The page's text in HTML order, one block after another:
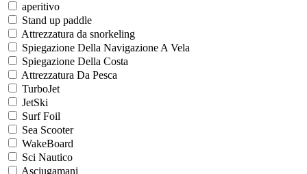
aperitivo
Stand up paddle
Attrezzatura da snorkeling
Spiegazione Della Navigazione A Vela
Spiegazione Della Costa
Attrezzatura Da Pesca
TurboJet
JetSki
Surf Foil
Sea Scooter
WakeBoard
Sci Nautico
Asciugamani